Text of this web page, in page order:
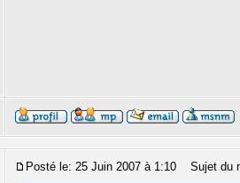
Posté le: 25 Juin 2007 à 1:10 Sujet du